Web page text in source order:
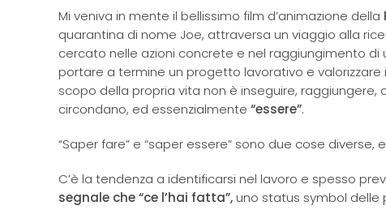
Mi veniva in mente il bellissimo film d’animazione della
quarantina di nome Joe, attraversa un viaggio alla
cercato nelle azioni concrete e nel raggiungimento
portare a termine un progetto lavorativo e
scopo della propria vita non è inseguire,
circondano, ed essenzialmente “essere”.
“Saper fare” e “saper essere” sono due cose
C’è la tendenza a identificarsi nel lavoro e spesso
segnale che “ce l’hai fatta”,uno status symbol delle